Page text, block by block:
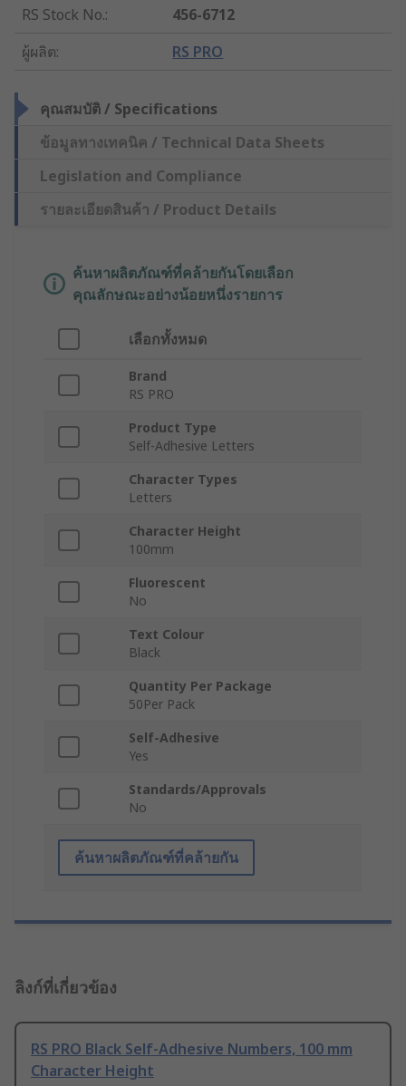
RS Stock No.:
456-6712
ผู้ผลิต: RS PRO
คุณสมบัติ / Specifications
ข้อมูลทางเทคนิค / Technical Data Sheets
Legislation and Compliance
รายละเอียดสินค้า / Product Details
ค้นหาผลิตภัณฑ์ที่คล้ายกันโดยเลือก
คุณลักษณะอย่างน้อยหนึ่งรายการ
เลือกทั้งหมด
Brand
RS PRO
Product Type
Self-Adhesive Letters
Character Types
Letters
Character Height
100mm
Fluorescent
No
Text Colour
Black
Quantity Per Package
50Per Pack
Self-Adhesive
Yes
Standards/Approvals
No
ค้นหาผลิตภัณฑ์ที่คล้ายกัน
ลิงก์ที่เกี่ยวข้อง
RS PRO Black Self-Adhesive Numbers, 100 mm
Character Height